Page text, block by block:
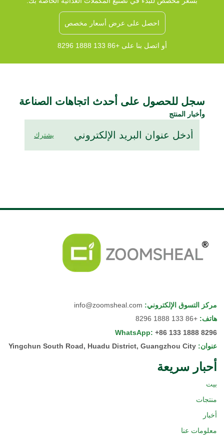
احصل على عرض أسعار مخصص
أو اتصل بنا على +86 133 1888 8296
سجل للحصول على أحدث اتجاهات الصناعة
وأخبار المنتج
يشترك
مركز التسوق الإلكتروني:
info@zoomsheal.com
هاتف:
+86 133 1888 8296
WhatsApp: +86 133 1888 8296
عنوان:
Yingchun South Road, Huadu District, Guangzhou City
أحبار سريعة
بيت
منتجات
أخبار
معلومات عنا